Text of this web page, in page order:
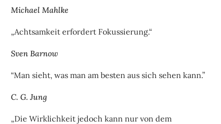
Michael Mahlke
„Achtsamkeit erfordert Fokussierung.“
Sven Barnow
“Man sieht, was man am besten aus sich sehen kann.”
C. G. Jung
„Die Wirklichkeit jedoch kann nur von dem